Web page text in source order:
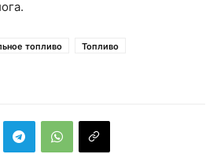
топливо
Топливо